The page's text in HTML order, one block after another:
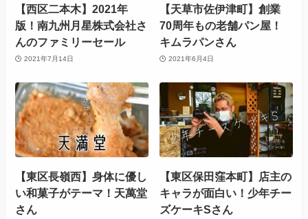
【西区二本木】2021年
版！南九州月星株式会社さ
んのファミリーセール
2021年7月14日
【天草市佐伊津町】創業
70周年もの老舗パン屋！
キムラパンさん
2021年6月4日
【東区長嶺西】身体に優し
い和菓子がテーマ！天萬堂
さん
【東区保田窪本町】​店主の
キャラが面白い！少年チー
ズケーキSさん